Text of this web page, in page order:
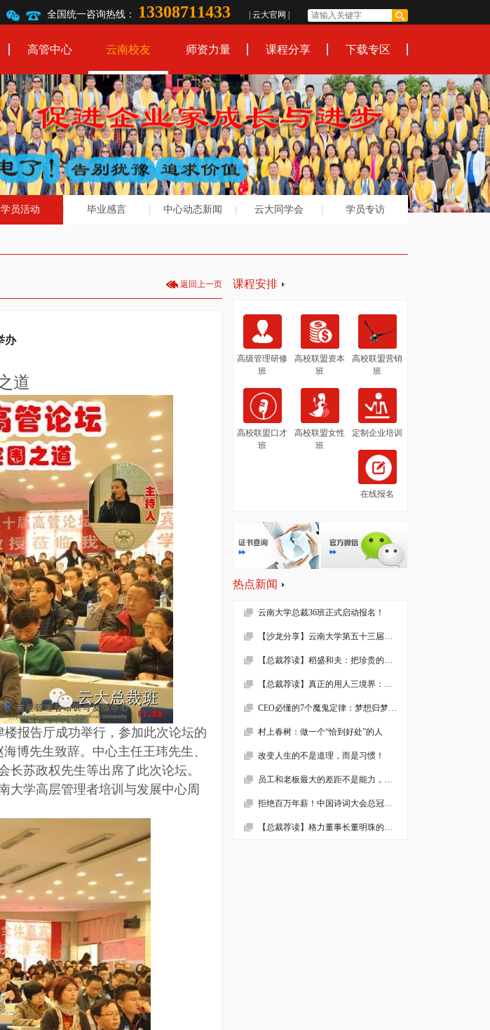
全国统一咨询热线： 13308711433 云大官网
高管中心 云南校友 师资力量 课程分享 下载专区
学员活动 毕业感言 中心动态新闻 云大同学会 学员专访
返回上一页
办
道
报告厅成功举行，参加此次论坛的
博先生致辞。中心主任王玮先生、
苏政权先生等出席了此次论坛。
大学高层管理者培训与发展中心周
课程安排
高级管理研修
班
高校联盟资本
班
高校联盟营销
班
高校联盟口才
班
高校联盟女性
班
定制企业培训
在线报名
热点新闻
云南大学总裁36班正式启动报名！
村上春树：做一个“恰到好处”的人
改变人生的不是道理，而是习惯！